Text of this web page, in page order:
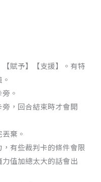
【賦予】【支援】。有特
。
旁，回合結束時才會開
棄。
有些裁判卡的條件會限
值加總太大的話會出